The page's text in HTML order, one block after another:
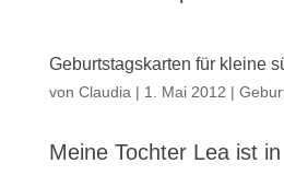
Geburtstagskarten für kleine
von Claudia | 1. Mai 2012 |
Meine Tochter Lea ist